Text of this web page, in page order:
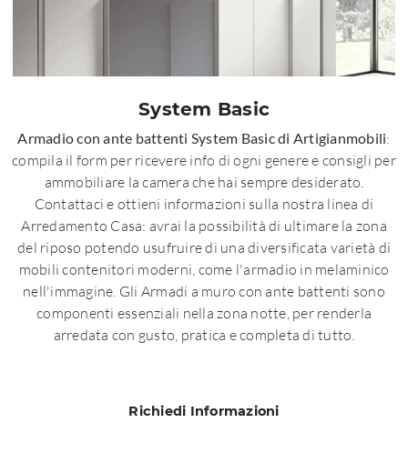
System Basic
Armadio con ante battenti System Basic di Artigianmobili:
compila il form per ricevere info di ogni genere e consigli per
ammobiliare la camera che hai sempre desiderato.
Contattaci e ottieni informazioni sulla nostra linea di
Arredamento Casa: avrai la possibilità di ultimare la zona
del riposo potendo usufruire di una diversificata varietà di
mobili contenitori moderni, come l'armadio in melaminico
nell'immagine. Gli Armadi a muro con ante battenti sono
componenti essenziali nella zona notte, per renderla
arredata con gusto, pratica e completa di tutto.
Richiedi Informazioni